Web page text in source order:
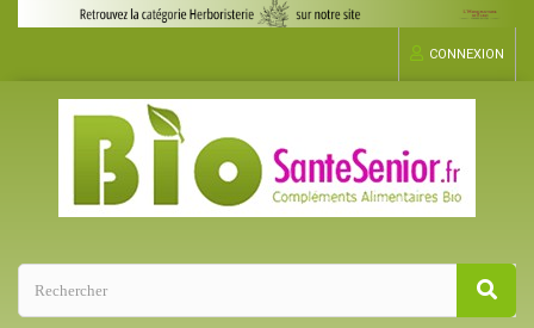
CONNEXION